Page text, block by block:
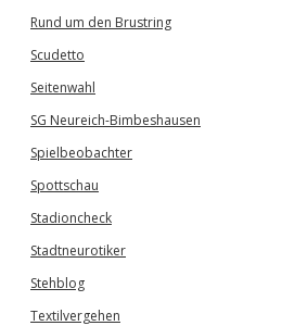
Rund um den Brustring
Scudetto
Seitenwahl
SG Neureich-Bimbeshausen
Spielbeobachter
Spottschau
Stadioncheck
Stadtneurotiker
Stehblog
Textilvergehen